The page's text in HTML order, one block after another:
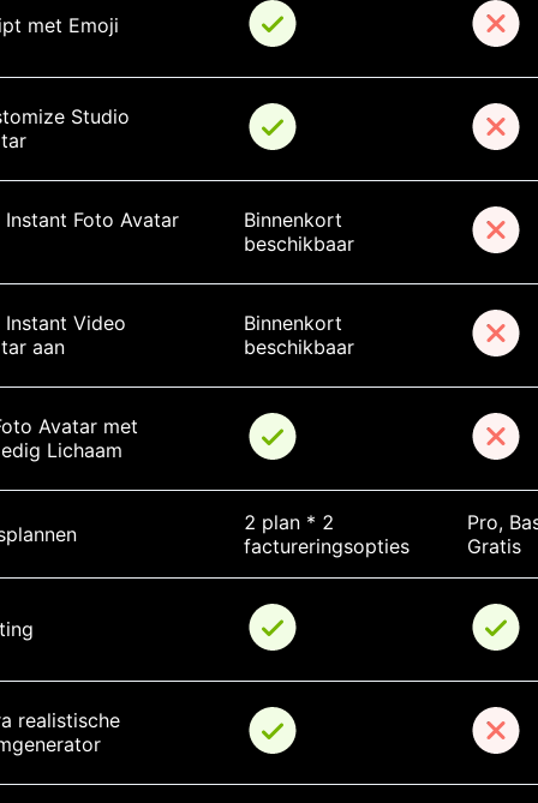
met Emoji
Studio
Instant Foto Avatar
Binnenkort
beschikbaar
Instant Video
aan
Binnenkort
beschikbaar
Avatar met
Lichaam
2 plan * 2
factureringsopties
Pro,
Gratis
realistische